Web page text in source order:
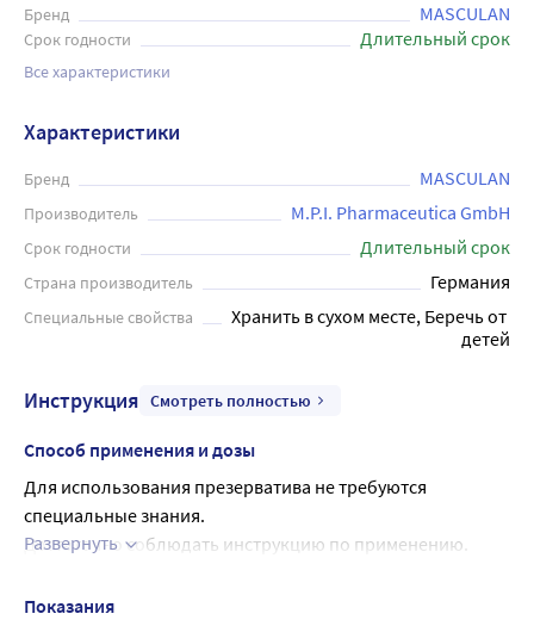
Бренд MASCULAN
Срок годности Длительный срок
Все характеристики
Характеристики
Бренд MASCULAN
Производитель M.P.I. Pharmaceutica GmbH
Срок годности Длительный срок
Страна производитель Германия
Специальные свойства
Хранить в сухом месте, Беречь от
детей
Инструкция Смотреть полностью
Способ применения и дозы
Для использования презерватива не требуются
специальные знания.
Достаточно соблюдать инструкцию по применению.
не повредить его ногтями или ювелирными
Развернуть
Показания